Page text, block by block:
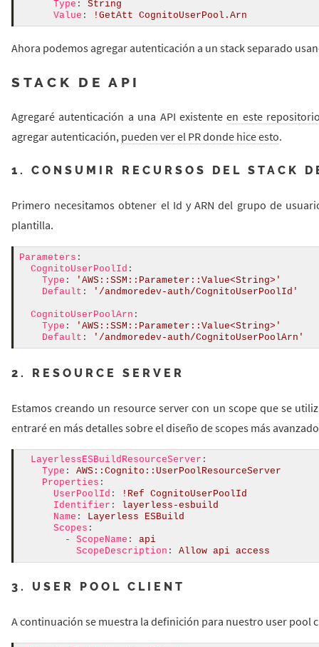
Type :
String
Value : ! GetAtt CognitoUserPool.Arn
Ahora podemos agregar autenticación a un stack separado
STACK DE API
Agregaré autenticación a una API existenteen este
agregar autenticación, pueden ver el PR donde hice esto.
1. CONSUMIR RECURSOS DEL STACK
Primero necesitamos obtener el Id y ARN del grupo de
plantilla.
Parameters :
CognitoUserPoolId :
Type :
'AWS::SSM::Parameter::Value<String>'
Default : '/andmoredev-auth/CognitoUserPoolId'
CognitoUserPoolArn :
Type :
'AWS::SSM::Parameter::Value<String>'
Default : '/andmoredev-auth/CognitoUserPoolArn'
2. RESOURCE SERVER
Estamos creando un resource server con un scope que se
entraré en más detalles sobre el diseño de scopes más
LayerlessESBuildResourceServer :
Type :
AWS::Cognito::UserPoolResourceServer
Properties :
UserPoolId : ! Ref CognitoUserPoolId
Identifier :
layerless-esbuild
Name : Layerless
ESBuild
Scopes :
-
ScopeName :
api
ScopeDescription : Allow api access
3. USER POOL CLIENT
A continuación se muestra la definición para nuestro user pool